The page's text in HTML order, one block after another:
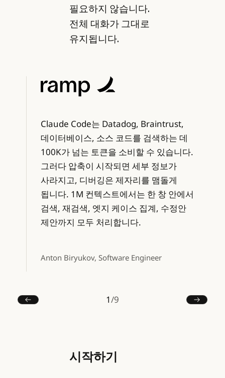
필요하지 않습니다.
전체 대화가 그대로
유지됩니다.
Claude Code는 Datadog, Braintrust,
데이터베이스, 소스 코드를 검색하는 데
100K가 넘는 토큰을 소비할 수 있습니다.
그러다 압축이 시작되면 세부 정보가
사라지고, 디버깅은 제자리를 맴돌게
됩니다. 1M 컨텍스트에서는 한 창 안에서
검색, 재검색, 엣지 케이스 집계, 수정안
제안까지 모두 처리합니다.
Anton Biryukov, Software Engineer
이전
1/9
다음
시작하기